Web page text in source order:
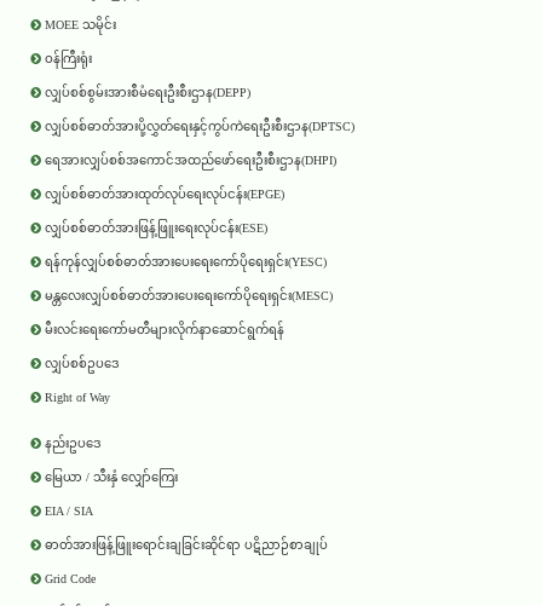
MOEE သမိုင်း
ဝန်ကြီးရုံး
လျှပ်စစ်စွမ်းအားစီမံရေးဦးစီးဌာန(DEPP)
လျှပ်စစ်ဓာတ်အားပို့လွှတ်ရေးနှင့်ကွပ်ကဲရေးဦးစီးဌာန(DPTSC)
ရေအားလျှပ်စစ်အကောင်အထည်ဖော်ရေးဦးစီးဌာန(DHPI)
လျှပ်စစ်ဓာတ်အားထုတ်လုပ်ရေးလုပ်ငန်း(EPGE)
လျှပ်စစ်ဓာတ်အားဖြန့်ဖြူးရေးလုပ်ငန်း(ESE)
ရန်ကုန်လျှပ်စစ်ဓာတ်အားပေးရေးကော်ပိုရေးရှင်း(YESC)
မန္တလေးလျှပ်စစ်ဓာတ်အားပေးရေးကော်ပိုရေးရှင်း(MESC)
မီးလင်းရေးကော်မတီများလိုက်နာဆောင်ရွက်ရန်
လျှပ်စစ်ဥပဒေ
Right of Way
နည်းဥပဒေ
မြေယာ / သီးနှံ လျှော်ကြေး
EIA / SIA
ဓာတ်အားဖြန့်ဖြူးရောင်းချခြင်းဆိုင်ရာ ပဋိညာဉ်စာချုပ်
Grid Code